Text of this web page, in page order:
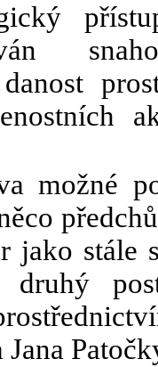
možné
jako stále
druhý